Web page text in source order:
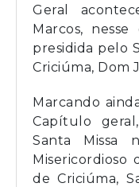
Geral
Marcos,
presidida pelo
Criciúma, Dom
Marcando
Capítulo
Santa Missa
Misericordioso
de Criciúma,